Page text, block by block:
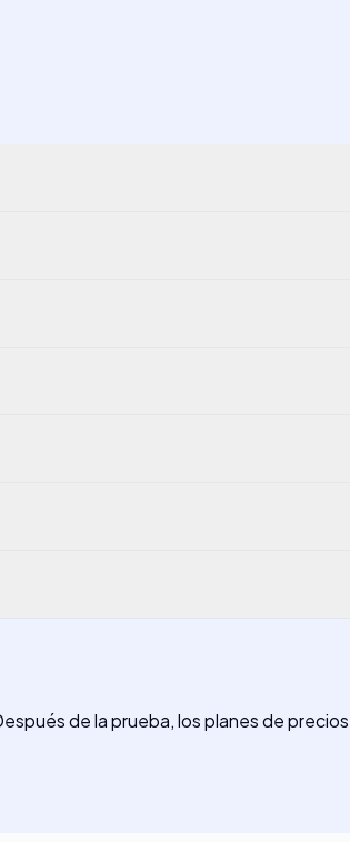
de la prueba, los planes de